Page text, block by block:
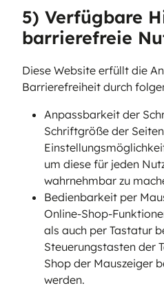
5) Verfügbare
barrierefreie
Diese Website erfüllt die
Barrierefreiheit durch
Anpassbarkeit der
Schriftgröße der
um diese für jeden
wahrnehmbar zu
Bedienbarkeit per
Online-Shop-
als auch per Tastatur
Steuerungstasten der
Shop der Mauszeiger
werden.